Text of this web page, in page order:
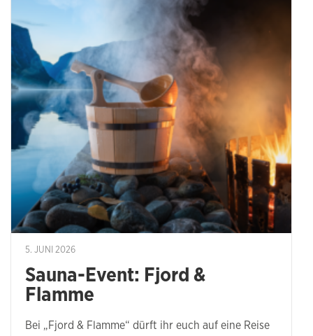
5. JUNI 2026
Sauna-Event: Fjord &
Flamme
Bei „Fjord & Flamme“ dürft ihr euch auf eine Reise